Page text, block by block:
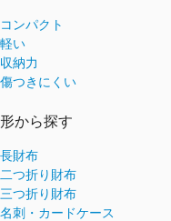
コンパクト
軽い
収納力
傷つきにくい
形から探す
長財布
二つ折り財布
三つ折り財布
名刺・カードケース